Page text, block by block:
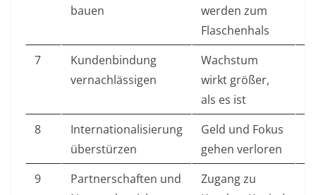
bauen
werden zum
Flaschenhals
7
Kundenbindung
vernachlässigen
Wachstum
wirkt größer,
als es ist
8
Internationalisierung
überstürzen
Geld und Fokus
gehen verloren
9
Partnerschaften und
Zugang zu